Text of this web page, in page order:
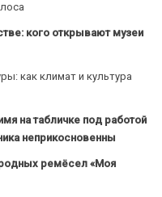
кого открывают музеи
как климат и культура
на табличке под работой
неприкосновенны
ремёсел «Моя